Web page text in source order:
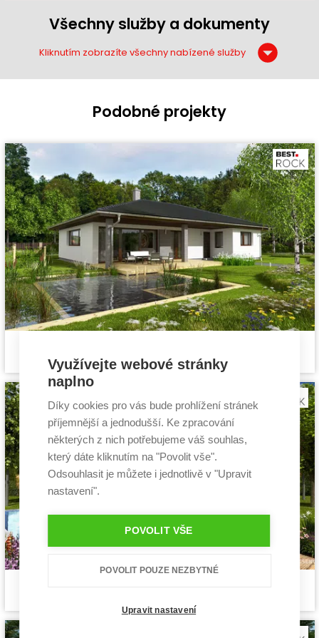
Všechny služby a dokumenty
Kliknutím zobrazíte všechny nabízené služby
Podobné projekty
Cena projektu:
Dispozice:
4+1
Užitná plocha:
151,2 m²
projekt bungalovu
Dispozice:
4+1
Užitná plocha:
101,9 m²
Využívejte webové stránky
naplno
Díky cookies pro vás bude prohlížení stránek
příjemnější a jednodušší. Ke zpracování
některých z nich potřebujeme váš souhlas,
který dáte kliknutím na "Povolit vše".
Odsouhlasit je můžete i jednotlivě v "Upravit
nastavení".
POVOLIT VŠE
POVOLIT POUZE NEZBYTNÉ
Upravit nastavení